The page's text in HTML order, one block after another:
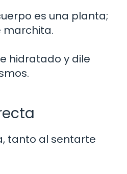
es una planta;
marchita.
hidratado y dile
tanto al sentarte